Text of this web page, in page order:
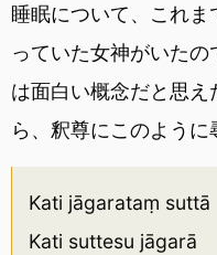
睡眠について、これ
っていた女神がいた
は面白い概念だと思
ら、釈尊にこのように
Kati jāgarataṃ suttā
Kati suttesu jāgarā